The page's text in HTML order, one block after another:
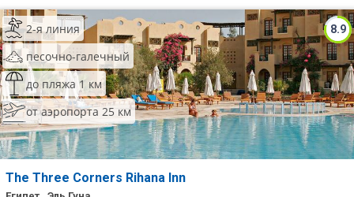
8.9
2-я линия
песочно-галечный
до пляжа 1 км
от аэропорта 25 км
The Three Corners Rihana Inn